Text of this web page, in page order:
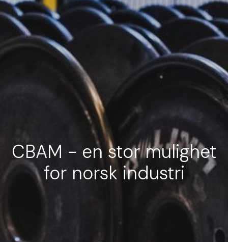
CBAM - en stor mulighet
for norsk industri